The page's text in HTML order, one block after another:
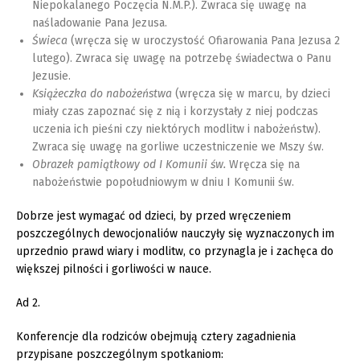
Niepokalanego Poczęcia N.M.P.). Zwraca się uwagę na
naśladowanie Pana Jezusa.
Świeca (wręcza się w uroczystość Ofiarowania Pana Jezusa 2
lutego). Zwraca się uwagę na potrzebę świadectwa o Panu
Jezusie.
Książeczka do nabożeństwa (wręcza się w marcu, by dzieci
miały czas zapoznać się z nią i korzystały z niej podczas
uczenia ich pieśni czy niektórych modlitw i nabożeństw).
Zwraca się uwagę na gorliwe uczestniczenie we Mszy św.
Obrazek pamiątkowy od I Komunii św. Wręcza się na
nabożeństwie popołudniowym w dniu I Komunii św.
Dobrze jest wymagać od dzieci, by przed wręczeniem
poszczególnych dewocjonaliów nauczyły się wyznaczonych im
uprzednio prawd wiary i modlitw, co przynagla je i zachęca do
większej pilności i gorliwości w nauce.
Ad 2.
Konferencje dla rodziców obejmują cztery zagadnienia
przypisane poszczególnym spotkaniom: